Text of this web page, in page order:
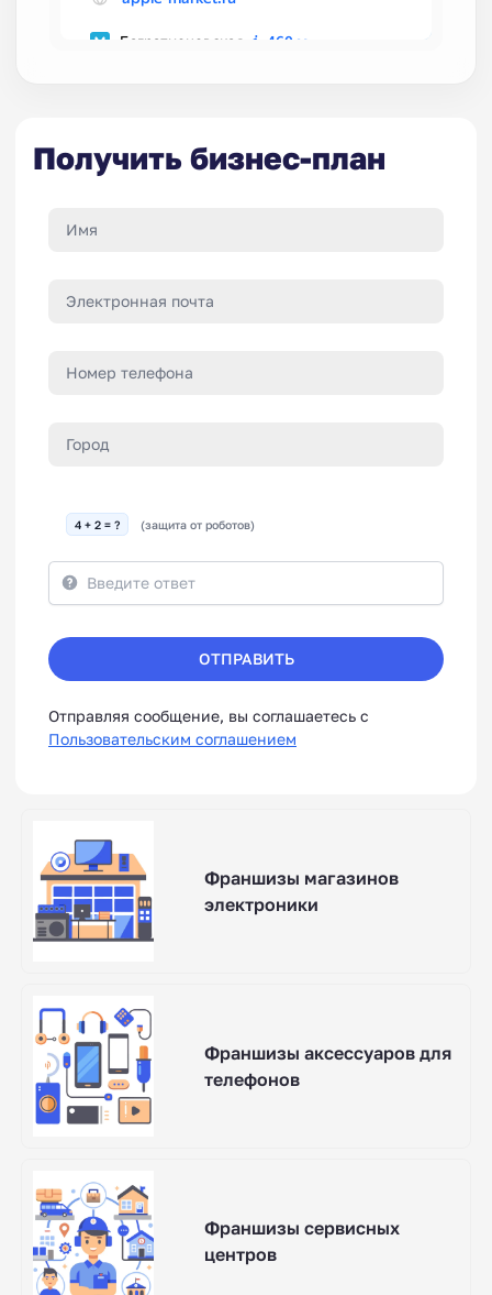
Получить бизнес-план
4 + 2 = ? (защита от роботов)
ОТПРАВИТЬ
Отправляя сообщение, вы соглашаетесь с
Пользовательским соглашением
Франшизы магазинов
электроники
Франшизы аксессуаров для
телефонов
Франшизы сервисных
центров